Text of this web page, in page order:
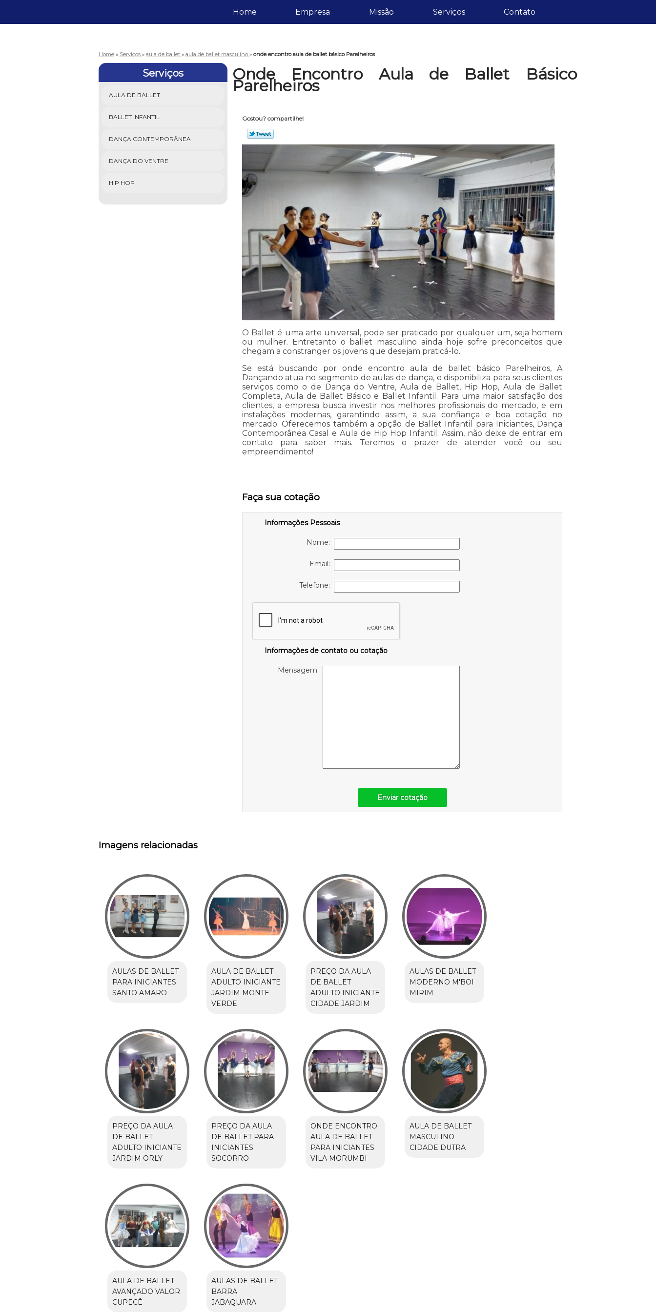
Home Empresa Missão Serviços Contato
Home » Serviços » aula de ballet » aula de ballet masculino » onde encontro aula de ballet básico Parelheiros
Serviços
AULA DE BALLET
BALLET INFANTIL
DANÇA CONTEMPORÂNEA
DANÇA DO VENTRE
HIP HOP
Onde Encontro Aula de Ballet Básico
Parelheiros
Gostou? compartilhe!
O Ballet é uma arte universal, pode ser praticado por qualquer um, seja homem
ou mulher. Entretanto o ballet masculino ainda hoje sofre preconceitos que
chegam a constranger os jovens que desejam praticá-lo.
Se está buscando por onde encontro aula de ballet básico Parelheiros, A
Dançando atua no segmento de aulas de dança, e disponibiliza para seus clientes
serviços como o de Dança do Ventre, Aula de Ballet, Hip Hop, Aula de Ballet
Completa, Aula de Ballet Básico e Ballet Infantil. Para uma maior satisfação dos
clientes, a empresa busca investir nos melhores profissionais do mercado, e em
instalações modernas, garantindo assim, a sua confiança e boa cotação no
mercado. Oferecemos também a opção de Ballet Infantil para Iniciantes, Dança
Contemporânea Casal e Aula de Hip Hop Infantil. Assim, não deixe de entrar em
contato para saber mais. Teremos o prazer de atender você ou seu
empreendimento!
Faça sua cotação
Informações Pessoais
Nome:
Email:
Telefone:
Informações de contato ou cotação
Mensagem:
Enviar cotação
Imagens relacionadas
AULAS DE BALLET
PARA INICIANTES
SANTO AMARO
AULA DE BALLET
ADULTO INICIANTE
JARDIM MONTE
VERDE
PREÇO DA AULA
DE BALLET
ADULTO INICIANTE
CIDADE JARDIM
AULAS DE BALLET
MODERNO M'BOI
MIRIM
PREÇO DA AULA
DE BALLET
ADULTO INICIANTE
JARDIM ORLY
PREÇO DA AULA
DE BALLET PARA
INICIANTES
SOCORRO
ONDE ENCONTRO
AULA DE BALLET
PARA INICIANTES
VILA MORUMBI
AULA DE BALLET
MASCULINO
CIDADE DUTRA
AULA DE BALLET
AVANÇADO VALOR
CUPECÊ
AULAS DE BALLET
BARRA
JABAQUARA